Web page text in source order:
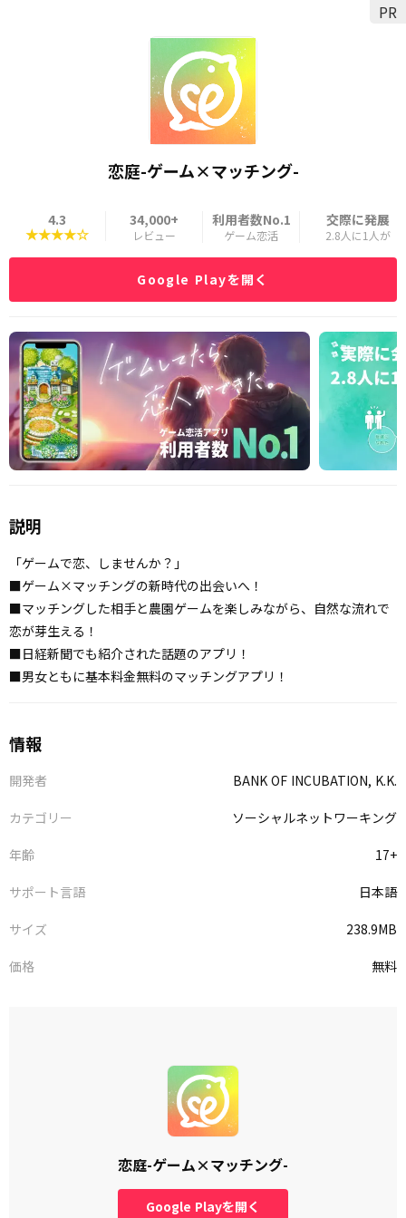
PR
恋庭-ゲーム×マッチング-
4.3
★★★★☆
34,000+
レビュー
利用者数No.1
ゲーム恋活
交際に発展
2.8人に1人が
Google Playを開く
説明
「ゲームで恋、しませんか？」
■ゲーム×マッチングの新時代の出会いへ！
■マッチングした相手と農園ゲームを楽しみながら、自然な流れで
恋が芽生える！
■日経新聞でも紹介された話題のアプリ！
■男女ともに基本料金無料のマッチングアプリ！
情報
開発者 BANK OF INCUBATION, K.K.
カテゴリー ソーシャルネットワーキング
年齢 17+
サポート言語 日本語
サイズ 238.9MB
価格 無料
恋庭-ゲーム×マッチング-
Google Playを開く